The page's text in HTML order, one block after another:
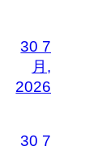
30 7
月,
2026
30 7